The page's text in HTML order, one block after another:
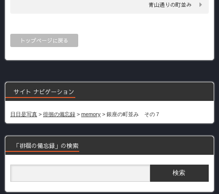
青山通りの町並み
トップページに戻る
サイト ナビゲーション
日日是写真 > 徘徊の備忘録 > memory > 銀座の町並み その７
「徘徊の備忘録」の検索